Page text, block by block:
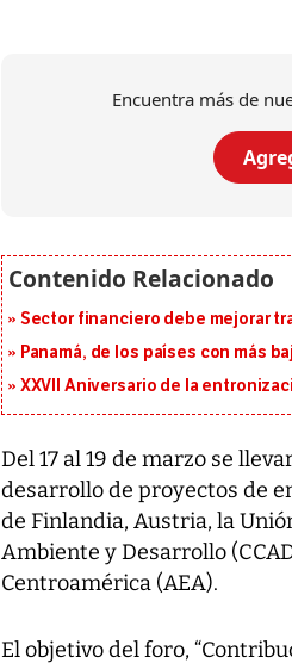
Encuentra más de
Sector financiero debe mejorar
Panamá, de los países con más
XXVII Aniversario de la
Del 17 al 19 de marzo se
desarrollo de proyectos de
de Finlandia, Austria, la
Ambiente y Desarrollo
Centroamérica (AEA).
El objetivo del foro,